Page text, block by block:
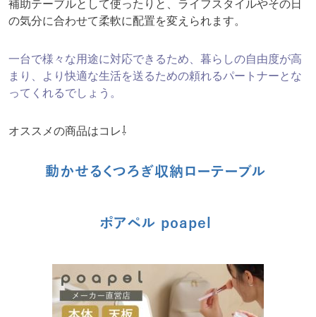
補助テーブルとして使ったりと、ライフスタイルやその日
の気分に合わせて柔軟に配置を変えられます。
一台で様々な用途に対応できるため、暮らしの自由度が高
まり、より快適な生活を送るための頼れるパートナーとな
ってくれるでしょう。
オススメの商品はコレ⇩
動かせるくつろぎ収納ローテーブル
ポアペル poapel